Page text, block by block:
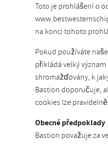
Toto je prohlášení o
na konci tohoto
Pokud používáte
přikládá velký
shromažďovány, k
Bastion doporučuje,
cookies lze
Obecné předpoklady
Bastion považuje za